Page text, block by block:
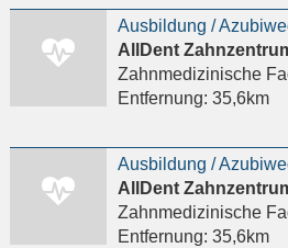
AllDent
Entfernung: 35,6km
Ausbildung /
AllDent
Entfernung: 35,6km